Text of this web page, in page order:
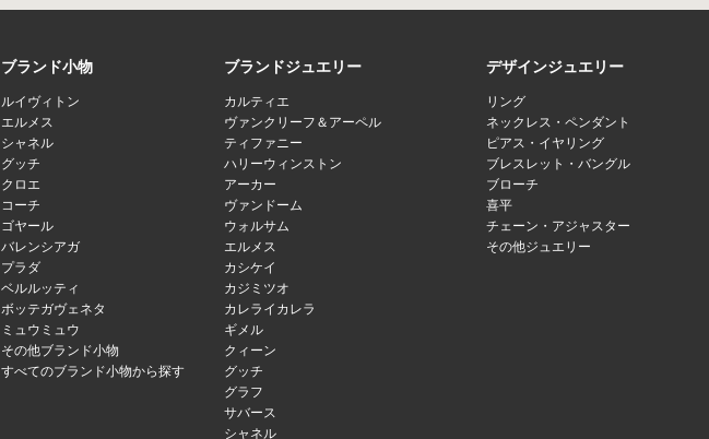
ブランド小物
ルイヴィトン
エルメス
シャネル
グッチ
クロエ
コーチ
ゴヤール
バレンシアガ
プラダ
ベルルッティ
ボッテガヴェネタ
ミュウミュウ
その他ブランド小物
すべてのブランド小物から探す
ブランドジュエリー
カルティエ
ヴァンクリーフ＆アーペル
ティファニー
ハリーウィンストン
アーカー
ヴァンドーム
ウォルサム
エルメス
カシケイ
カジミツオ
カレライカレラ
ギメル
クィーン
グッチ
グラフ
サバース
シャネル
デザインジュエリー
リング
ネックレス・ペンダント
ピアス・イヤリング
ブレスレット・バングル
ブローチ
喜平
チェーン・アジャスター
その他ジュエリー